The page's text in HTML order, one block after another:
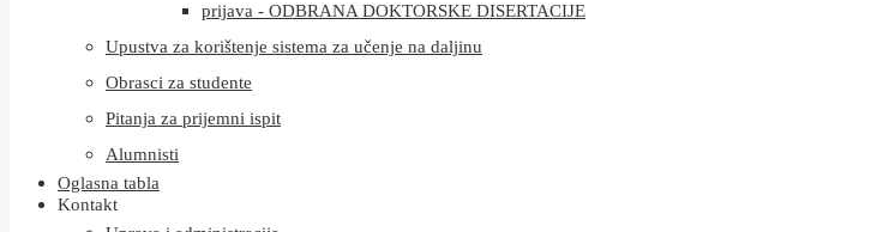
prijava - ODBRANA DOKTORSKE DISERTACIJE
Upustva za korištenje sistema za učenje na daljinu
Obrasci za studente
Pitanja za prijemni ispit
Alumnisti
Oglasna tabla
Kontakt